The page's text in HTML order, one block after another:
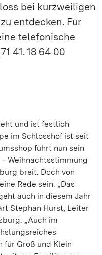
bei kurzweiligen
entdecken. Für
telefonische
41. 18 64 00
und ist festlich
im Schlosshof ist seit
führt nun sein
Weihnachtsstimmung
breit. Doch von
Rede sein. „Das
auch in diesem Jahr
Stephan Hurst, Leiter
„Auch im
für Groß und Klein